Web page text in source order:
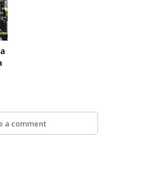
a comment